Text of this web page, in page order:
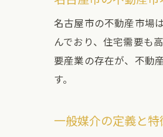
名古屋市の不動産市場
んでおり、住宅需要も
要産業の存在が、不動
す。
一般媒介の定義と特